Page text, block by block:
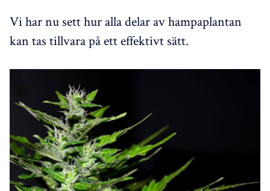
Vi har nu sett hur alla delar av hampaplantan
kan tas tillvara på ett effektivt sätt.